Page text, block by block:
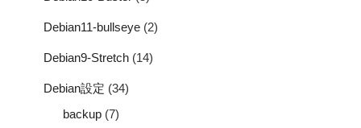
Debian11-bullseye (2)
Debian9-Stretch (14)
Debian設定 (34)
backup (7)